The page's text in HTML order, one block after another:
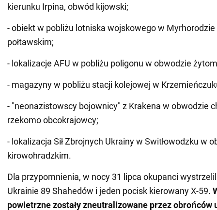
kierunku Irpina, obwód kijowski;
- obiekt w pobliżu lotniska wojskowego w
połtawskim;
- lokalizacje AFU w pobliżu poligonu w obwodzie
- magazyny w pobliżu stacji kolejowej w
- "neonazistowscy bojownicy" z Krakena w obwodzie
rzekomo obcokrajowcy;
- lokalizacja Sił Zbrojnych Ukrainy w Switłowodzku w
kirowohradzkim.
Dla przypomnienia, w nocy 31 lipca okupanci
Ukrainie 89 Shahedów i jeden pocisk kierowany X-59.
powietrzne zostały zneutralizowane przez obrońców